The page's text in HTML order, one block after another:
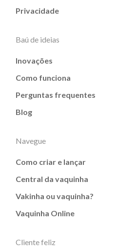
Privacidade
Baú de ideias
Inovações
Como funciona
Perguntas frequentes
Blog
Navegue
Como criar e lançar
Central da vaquinha
Vakinha ou vaquinha?
Vaquinha Online
Cliente feliz